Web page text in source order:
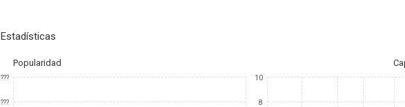
Estadísticas
Popularidad
???
???
10
8